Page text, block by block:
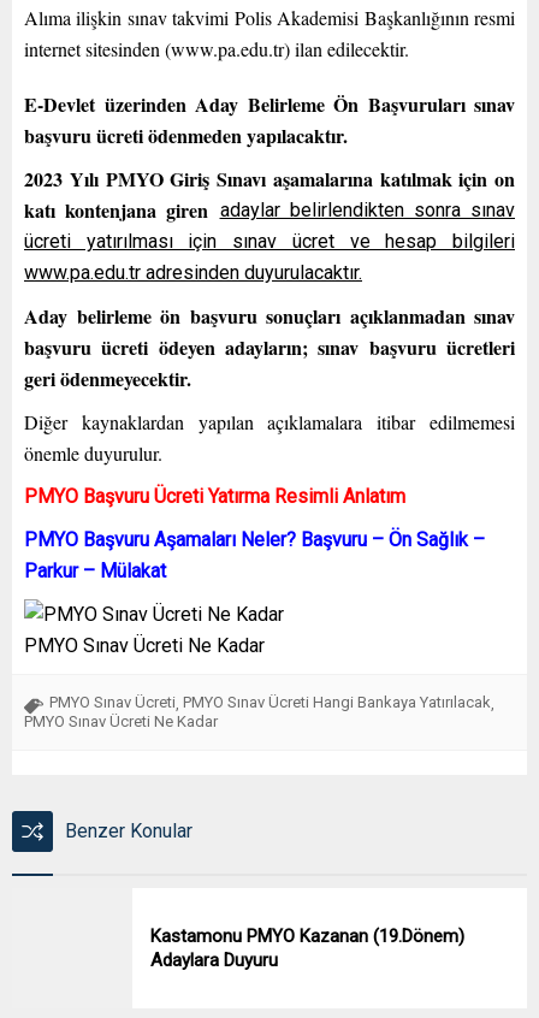
Alıma ilişkin sınav takvimi Polis Akademisi Başkanlığının resmi
internet sitesinden (www.pa.edu.tr) ilan edilecektir.
E-Devlet üzerinden Aday Belirleme Ön Başvuruları sınav
başvuru ücreti ödenmeden yapılacaktır.
2023 Yılı PMYO Giriş Sınavı aşamalarına katılmak için on
katı kontenjana giren adaylar belirlendikten sonra sınav
ücreti yatırılması için sınav ücret ve hesap bilgileri
www.pa.edu.tr adresinden duyurulacaktır.
Aday belirleme ön başvuru sonuçları açıklanmadan sınav
başvuru ücreti ödeyen adayların; sınav başvuru ücretleri
geri ödenmeyecektir.
Diğer kaynaklardan yapılan açıklamalara itibar edilmemesi
önemle duyurulur.
PMYO Başvuru Ücreti Yatırma Resimli Anlatım
PMYO Başvuru Aşamaları Neler? Başvuru – Ön Sağlık –
Parkur – Mülakat
PMYO Sınav Ücreti Ne Kadar
PMYO Sınav Ücreti PMYO Sınav Ücreti Hangi Bankaya Yatırılacak
PMYO Sınav Ücreti Ne Kadar
Benzer Konular
Kastamonu PMYO Kazanan (19.Dönem)
Adaylara Duyuru